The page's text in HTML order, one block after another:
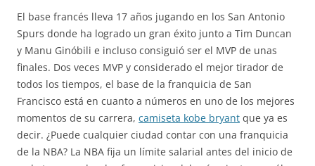
El base francés lleva 17 años jugando en los San Antonio
Spurs donde ha logrado un gran éxito junto a Tim Duncan
y Manu Ginóbili e incluso consiguió ser el MVP de unas
finales. Dos veces MVP y considerado el mejor tirador de
todos los tiempos, el base de la franquicia de San
Francisco está en cuanto a números en uno de los mejores
momentos de su carrera, camiseta kobe bryant que ya es
decir. ¿Puede cualquier ciudad contar con una franquicia
de la NBA? La NBA fija un límite salarial antes del inicio de